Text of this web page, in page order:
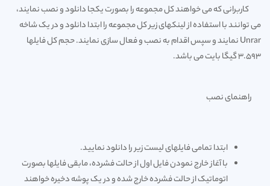
کاربرانی که می خواهند کل مجموعه را بصورت یکجا دانلود و نصب نمایند،
می توانند با استفاده از لینکهای زیر کل مجموعه را ابتدا دانلود و در یک شاخه
Unrar نمایند و سپس اقدام به نصب و فعال سازی نمایند. حجم کل فایلها
3.593 گیگا بایت می باشد.
راهنمای نصب
ابتدا تمامی فایلهای لیست زیر را دانلود نمایید.
با آغاز خارج نمودن فایل اول از حالت فشرده، مابقی فایلها بصورت
اتوماتیک از حالت فشرده خارج شده و در یک پوشه دخیره خواهند